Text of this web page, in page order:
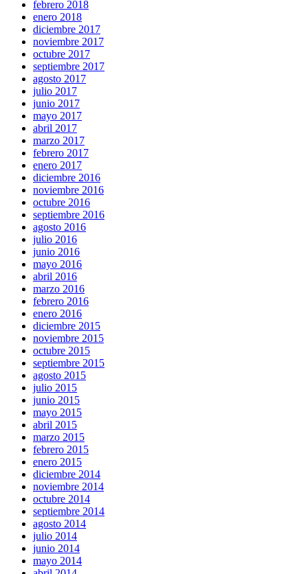
febrero 2018
enero 2018
diciembre 2017
noviembre 2017
octubre 2017
septiembre 2017
agosto 2017
julio 2017
junio 2017
mayo 2017
abril 2017
marzo 2017
febrero 2017
enero 2017
diciembre 2016
noviembre 2016
octubre 2016
septiembre 2016
agosto 2016
julio 2016
junio 2016
mayo 2016
abril 2016
marzo 2016
febrero 2016
enero 2016
diciembre 2015
noviembre 2015
octubre 2015
septiembre 2015
agosto 2015
julio 2015
junio 2015
mayo 2015
abril 2015
marzo 2015
febrero 2015
enero 2015
diciembre 2014
noviembre 2014
octubre 2014
septiembre 2014
agosto 2014
julio 2014
junio 2014
mayo 2014